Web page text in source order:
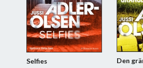
Selfies Den